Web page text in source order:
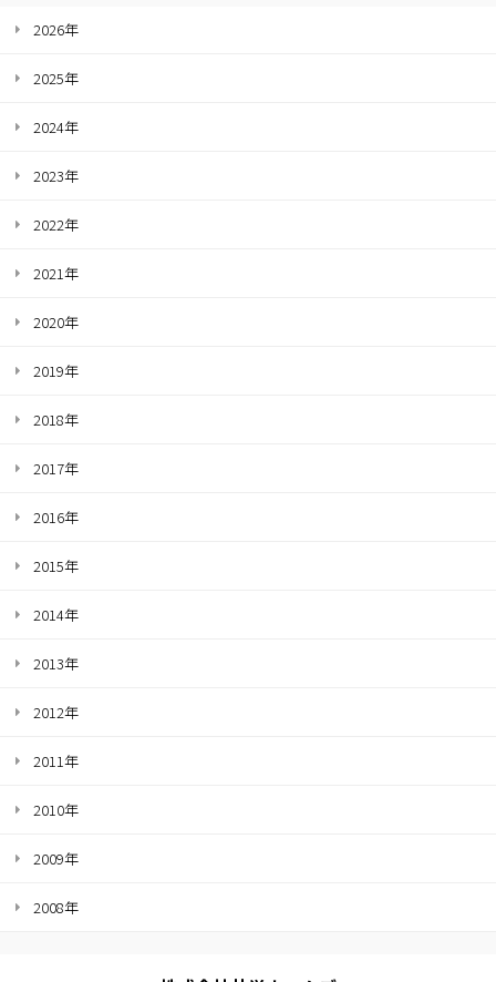
2026年
2025年
2024年
2023年
2022年
2021年
2020年
2019年
2018年
2017年
2016年
2015年
2014年
2013年
2012年
2011年
2010年
2009年
2008年